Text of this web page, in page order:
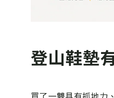
登山鞋墊